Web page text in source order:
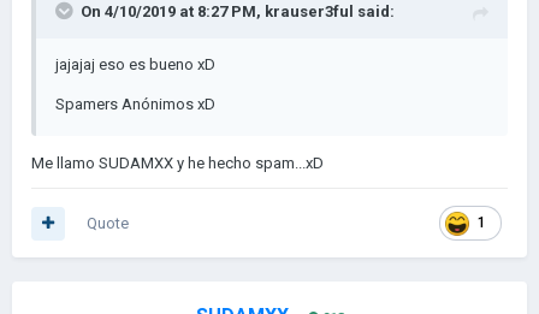
On 4/10/2019 at 8:27 PM, krauser3ful said:
jajajaj eso es bueno xD
Spamers Anónimos xD
Me llamo SUDAMXX y he hecho spam...xD
1
Quote